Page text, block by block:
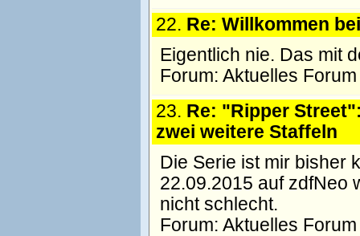
22. Re: Willkommen
Eigentlich nie. Das mit
Forum: Aktuelles Forum
23. Re: "Ripper
zwei weitere Staffeln
Die Serie ist mir bisher
22.09.2015 auf zdfNeo
nicht schlecht.
Forum: Aktuelles Forum